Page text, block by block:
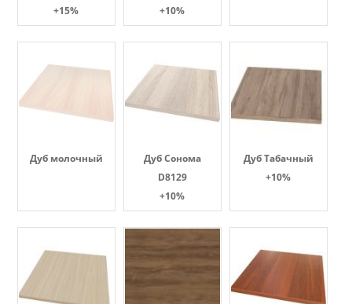
+15%
+10%
Дуб молочный
Дуб Сонома
D8129
+10%
Дуб Табачный
+10%